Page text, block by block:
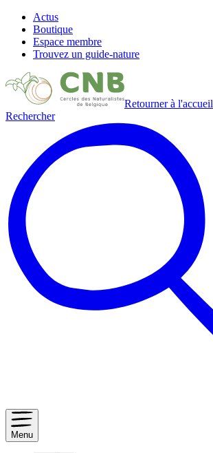
Actus
Boutique
Espace membre
Trouvez un guide-nature
Retourner à l'accueil
Rechercher
Menu